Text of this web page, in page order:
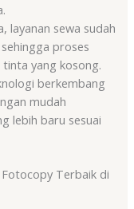
layanan sewa sudah
proses
yang kosong.
berkembang
mudah
lebih baru sesuai
Terbaik di